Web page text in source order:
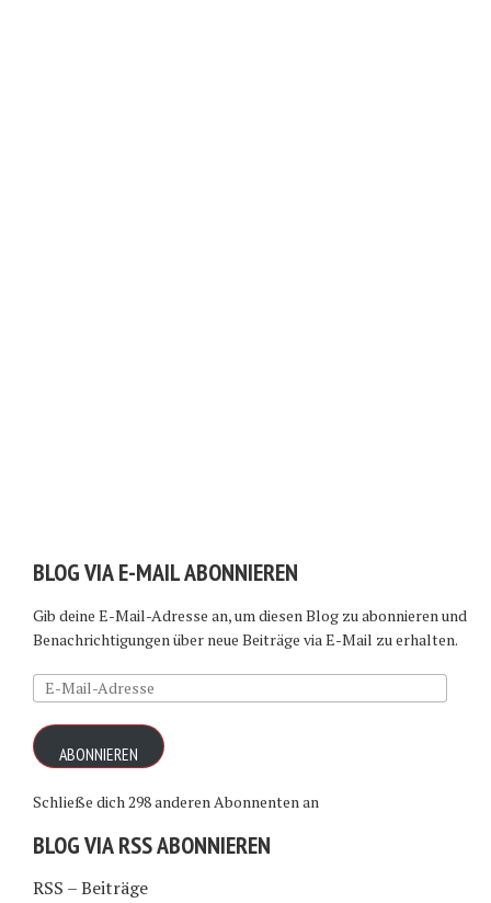
BLOG VIA E-MAIL ABONNIEREN
Gib deine E-Mail-Adresse an, um diesen Blog zu abonnieren und
Benachrichtigungen über neue Beiträge via E-Mail zu erhalten.
E-
Mail-
Adresse
ABONNIEREN
Schließe dich 298 anderen Abonnenten an
BLOG VIA RSS ABONNIEREN
RSS – Beiträge